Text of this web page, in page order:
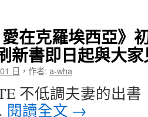
找
克
羅
埃
西
亞
地
圖？
愛在克羅埃西亞》
新書即日起與大
日 ， 作者: a-wha
不低調夫妻的出書
閱讀全文 →